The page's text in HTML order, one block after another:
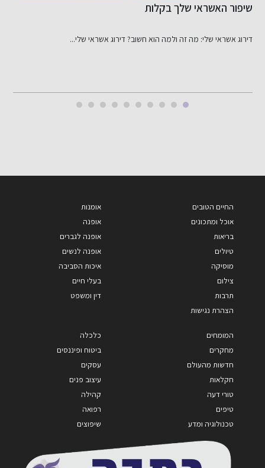
שיפור האשראי שלך בקלות
דירוג אשראי שלי: מה זה ולמה הוא חשוב? דירוג אשראי שלי...
החיים הטובים
אוכל ומתכונים
בריאות
טיולים
מוסיקה
צילום
תרבות
הצהרת נגישות
אומנות
אופנה
אופנה לגברים
אופנה לנשים
איכות הסביבה
בעלי חיים
דין ומשפט
המומחים
מחקרים
חדשות מהעולם
חקלאות
טורי דעה
טיפים
טכנולוגיה ומדע
כלכלה
ביטוח ופיננסים
עסקים
עיצוב פנים
קהילה
רפואה
שיפוצים